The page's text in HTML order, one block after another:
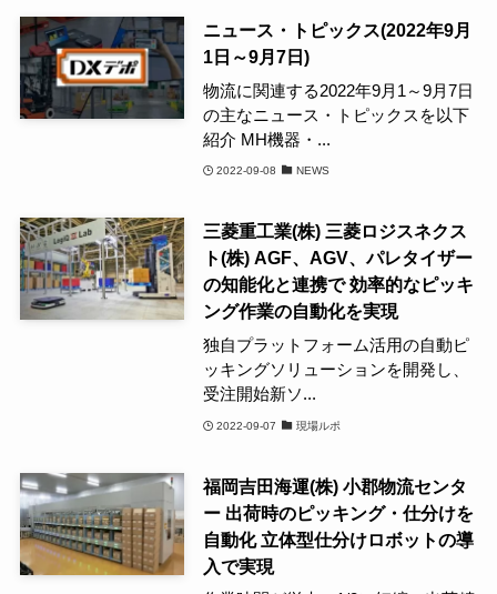
ニュース・トピックス(2022年9月
1日～9月7日)
物流に関連する2022年9月1～9月7日
の主なニュース・トピックスを以下
紹介 MH機器・...
2022-09-08 NEWS
三菱重工業(株) 三菱ロジスネクス
ト(株) AGF、AGV、パレタイザー
の知能化と連携で 効率的なピッキ
ング作業の自動化を実現
独自プラットフォーム活用の自動ピ
ッキングソリューションを開発し、
受注開始新ソ...
2022-09-07 現場ルポ
福岡吉田海運(株) 小郡物流センタ
ー 出荷時のピッキング・仕分けを
自動化 立体型仕分けロボットの導
入で実現